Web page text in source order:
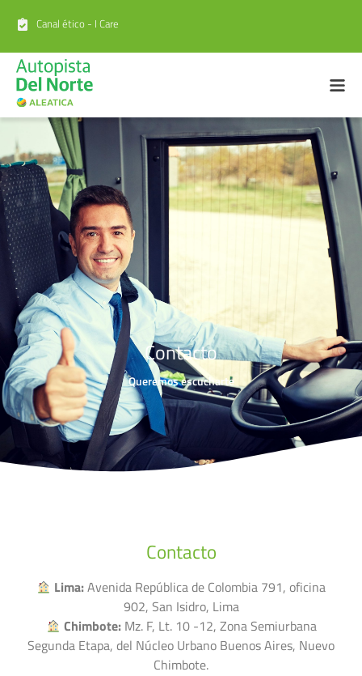
Canal ético - I Care
Contacto
Queremos escucharte
Contacto
Lima:Avenida República de Colombia 791, oficina
902, San Isidro, Lima
Chimbote:Mz. F, Lt. 10 -12, Zona Semiurbana
Segunda Etapa, del Núcleo Urbano Buenos Aires, Nuevo
Chimbote.